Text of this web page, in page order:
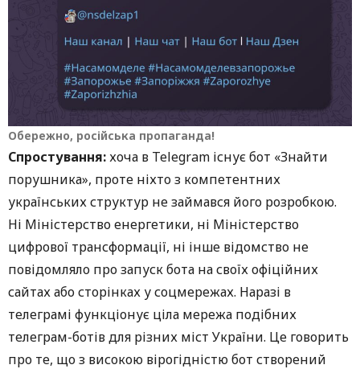
Обережно, російська пропаганда!
Спростування:хоча в Telegram існує бот «Знайти
порушника», проте ніхто з компетентних
українських структур не займався його розробкою.
Ні Міністерство енергетики, ні Міністерство
цифрової трансформації, ні інше відомство не
повідомляло про запуск бота на своїх офіційних
сайтах або сторінках у соцмережах. Наразі в
телеграмі функціонує ціла мережа подібних
телеграм-ботів для різних міст України. Це говорить
про те, що з високою вірогідністю бот створений